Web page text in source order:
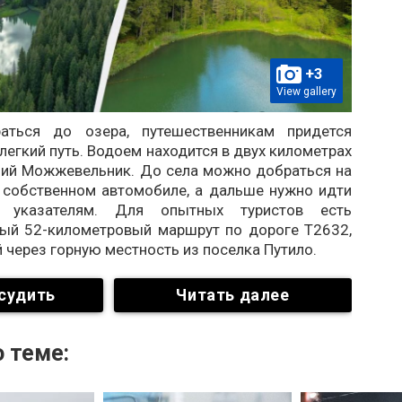
+3
View gallery
до озера, путешественникам придется
путь. Водоем находится в двух километрах
Можжевельник. До села можно добраться на
автомобиле, а дальше нужно идти
Для опытных туристов есть
52-километровый маршрут по дороге Т2632,
горную местность из поселка Путило.
Читать далее
теме: